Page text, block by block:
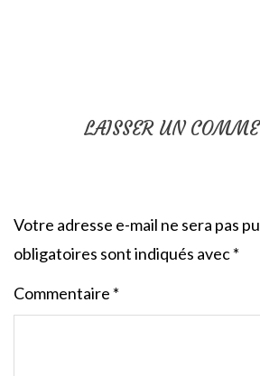
LAISSER UN
Votre adresse e-mail ne sera pas
obligatoires sont indiqués avec*
Commentaire *